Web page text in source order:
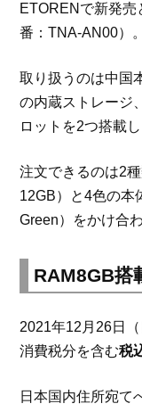
ETORENで新発売
番：TNA-AN00）。
取り扱うのは中国
の内蔵ストレージ
ロットを2つ搭載し
注文できるのは2
12GB）と4色の本
Green）をかけ合
RAM8GB搭
2021年12月26日
消費税分を含む税
日本国内住所宛て